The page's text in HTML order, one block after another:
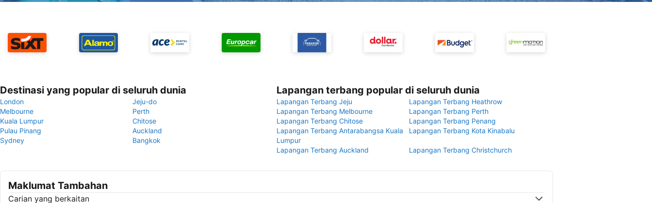
Destinasi yang popular di seluruh dunia
London
Jeju-do
Melbourne
Perth
Kuala Lumpur
Chitose
Pulau Pinang
Auckland
Sydney
Bangkok
Lapangan terbang popular di seluruh dunia
Lapangan Terbang Jeju
Lapangan Terbang Heathrow
Lapangan Terbang Melbourne
Lapangan Terbang Perth
Lapangan Terbang Chitose
Lapangan Terbang Penang
Lapangan Terbang Antarabangsa Kuala
Lumpur
Lapangan Terbang Kota Kinabalu
Lapangan Terbang Auckland Lapangan Terbang Christchurch
Maklumat Tambahan
Carian yang berkaitan